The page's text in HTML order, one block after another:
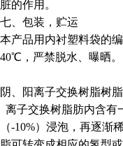
脏的作用。
七、包装，贮运
本产品用内衬塑料袋的
40℃，严禁脱水、曝晒。
阴、阳离子交换树脂树脂
离子交换树脂肪内含有
（-10%）浸泡，再逐